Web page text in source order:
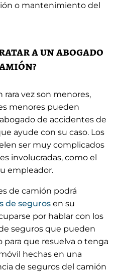
o mantenimiento del
a un abogado
vez son menores,
menores pueden
de accidentes de
ayude con su caso. Los
ser muy complicados
involucradas, como el
empleador.
de camión podrá
de seguros en su
por hablar con los
seguros que pueden
para que resuelva o tenga
hechas en una
de seguros del camión